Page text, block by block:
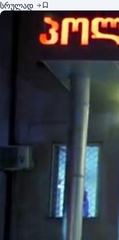
საზოგადოებაში
დაკავშირებით კითხვები
სრულად